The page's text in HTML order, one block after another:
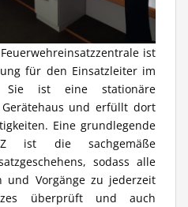
ist
für den Einsatzleiter im
Sie ist eine stationäre
und erfüllt dort
Eine grundlegende
ist die sachgemäße
sodass alle
und Vorgänge zu jederzeit
überprüft und auch